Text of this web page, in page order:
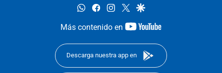
whatsappfacebookinstagram
twittergoogle
Más contenido en
youtube-
Descarga nuestra app en